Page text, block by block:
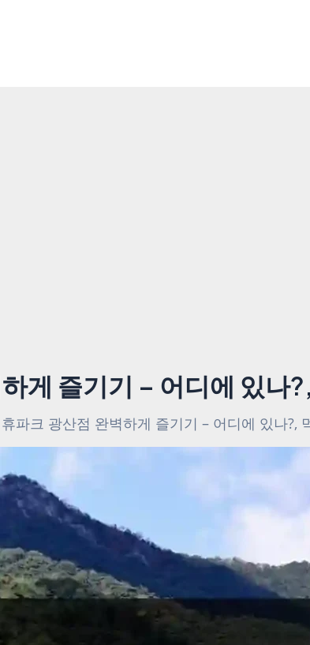
게 즐기기 – 어디에 있나
휴파크 광산점 완벽하게 즐기기 – 어디에 있나?,